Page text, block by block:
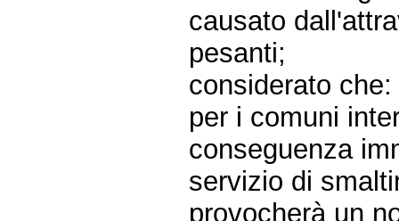
causato
pesanti;
considerato che:
per i comuni
conseguenza
servizio di
provocherà un